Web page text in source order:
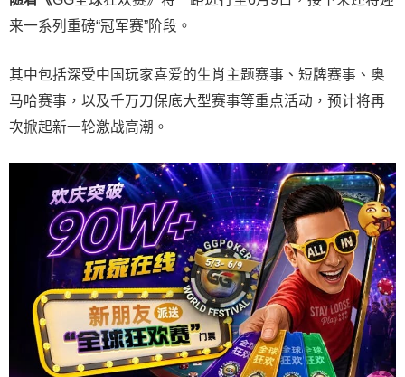
来一系列重磅“冠军赛”阶段。
其中包括深受中国玩家喜爱的生肖主题赛事、短牌赛事、奥
马哈赛事，以及千万刀保底大型赛事等重点活动，预计将再
次掀起新一轮激战高潮。